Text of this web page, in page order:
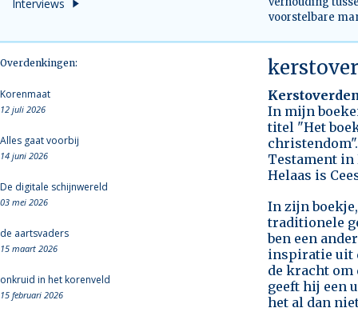
Interviews
voorstelbare
Overdenkingen:
Korenmaat
12 juli 2026
Alles gaat voorbij
14 juni 2026
De digitale schijnwereld
03 mei 2026
de aartsvaders
15 maart 2026
onkruid in het korenveld
15 februari 2026
In mijn
titel "Het
Testament in
Helaas is
In zijn
traditionele
ben een
inspiratie uit
de kracht om
geeft hij een
het al dan